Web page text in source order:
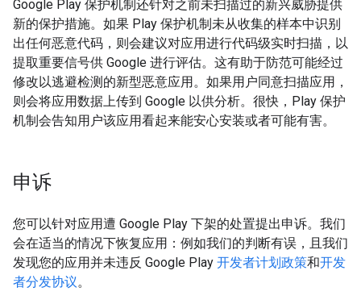
Google Play 保护机制还针对之前未扫描过的新兴威胁提供
新的保护措施。如果 Play 保护机制未从收集的样本中识别
出任何恶意代码，则会建议对应用进行代码级实时扫描，以
提取重要信号供 Google 进行评估。这有助于防范可能经过
修改以逃避检测的新型恶意应用。如果用户同意扫描应用，
则会将应用数据上传到 Google 以供分析。很快，Play 保护
机制会告知用户该应用看起来能安心安装或者可能有害。
申诉
您可以针对应用遭 Google Play 下架的处置提出申诉。我们
会在适当的情况下恢复应用：例如我们的判断有误，且我们
发现您的应用并未违反 Google Play 开发者计划政策和开发
者分发协议。